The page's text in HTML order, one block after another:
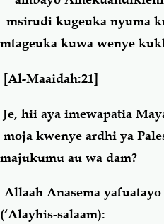
msirudi kugeuka nyuma
mtageuka kuwa wenye
[Al-Maaidah:21]
Je, hii aya imewapatia
moja kwenye ardhi ya
majukumu au wa dam?
Allaah Anasema
(‘Alayhis-salaam):